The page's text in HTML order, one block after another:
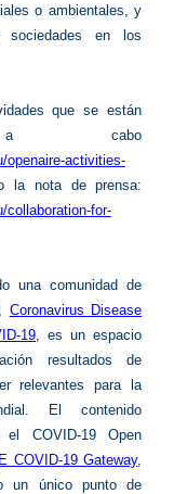
o ambientales, y
sociedades en los
que se están
a cabo
openaire-activities-
la nota de prensa:
collaboration-for-
una comunidad de
Coronavirus Disease
19 , es un espacio
resultados de
relevantes para la
El contenido
el COVID-19 Open
COVID-19 Gateway,
un único punto de